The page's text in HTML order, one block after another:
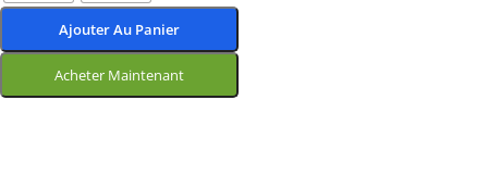
Ajouter Au Panier
Acheter Maintenant